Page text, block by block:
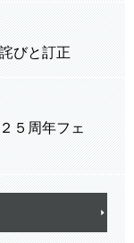
びと訂正
５周年フェ